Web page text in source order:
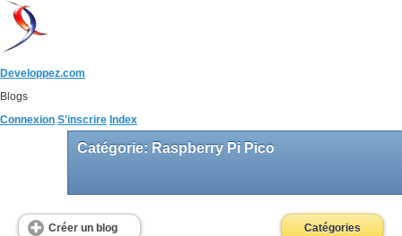
Developpez.com
Blogs
Connexion S'inscrire Index
Catégorie: Raspberry Pi Pico
Créer un blog Catégories